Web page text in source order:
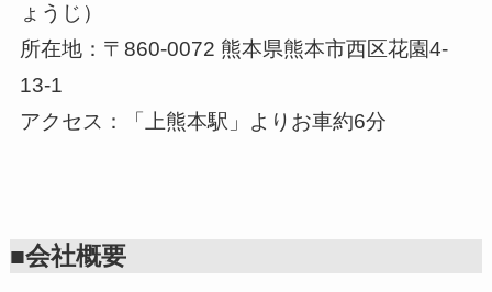
ょうじ）
所在地：〒860-0072 熊本県熊本市西区花園4-
13-1
アクセス：「上熊本駅」よりお車約6分
■会社概要